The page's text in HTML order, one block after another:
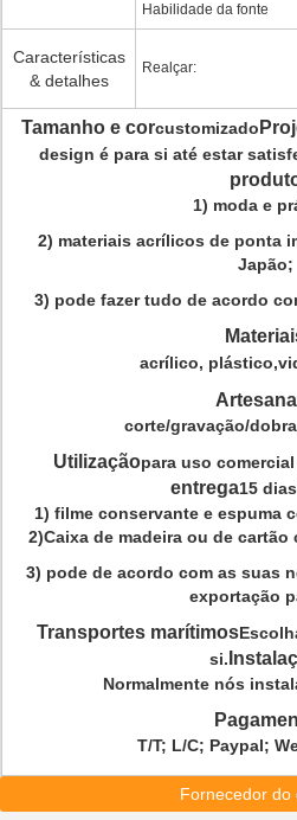
Habilidade da fonte
Características
& detalhes
Realçar:
Tamanho e corcustomizado
design é para si até estar
1) moda e
2) materiais acrílicos de ponta
Japão;
3) pode fazer tudo de acordo
acrílico, plástico,
corte/gravação/
Utilizaçãopara uso
entrega15 dias
1) filme conservante e espuma
2)Caixa de madeira ou de
3) pode de acordo com as suas
exportação
Transportes marítimos
si.
Normalmente nós
T/T; L/C; Paypal;
Fornecedor do